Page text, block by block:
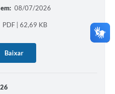
08/07/2026
PDF | 62,69 KB
Baixar